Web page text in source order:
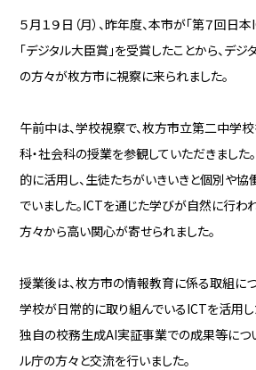
５月１９日（月）、昨年度、本市が「第７回日
「デジタル大臣賞」を受賞したことから、デ
の方々が枚方市に視察に来られました。
午前中は、学校視察で、枚方市立第二中学校
科・社会科の授業を参観していただきました
的に活用し、生徒たちがいきいきと個別や
でいました。ICTを通じた学びが自然に行わ
方々から高い関心が寄せられました。
授業後は、枚方市の情報教育に係る取組に
学校が日常的に取り組んでいるICTを活用
独自の校務生成AI実証事業での成果等につ
ル庁の方々と交流を行いました。